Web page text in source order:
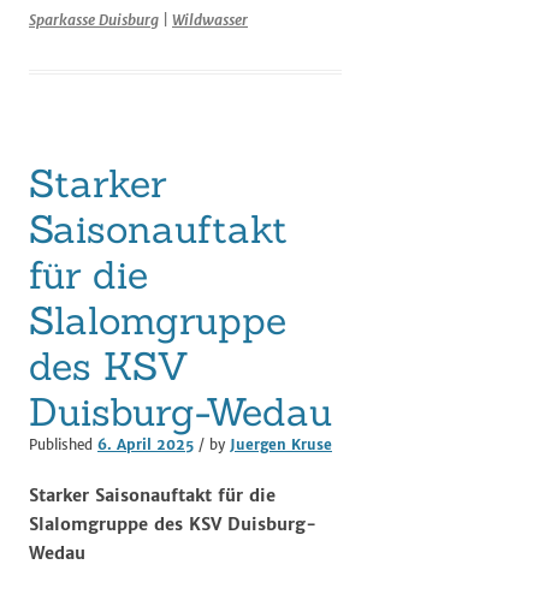
Sparkasse Duisburg
Wildwasser
Starker
Saisonauftakt
für die
Slalomgruppe
des KSV
Duisburg-Wedau
Published 6. April 2025 / by Juergen Kruse
Starker Saisonauftakt für die
Slalomgruppe des KSV Duisburg-
Wedau